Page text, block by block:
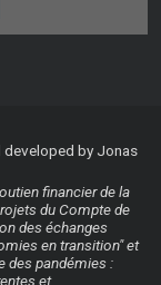
by Jonas
financier de la
du Compte de
des échanges
en transition" et
des pandémies :
et